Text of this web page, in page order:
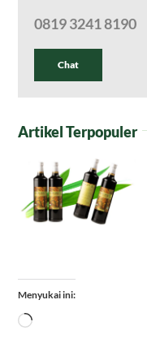
0819 3241 8190
Chat
Artikel Terpopuler
Menyukai ini:
Memuat...